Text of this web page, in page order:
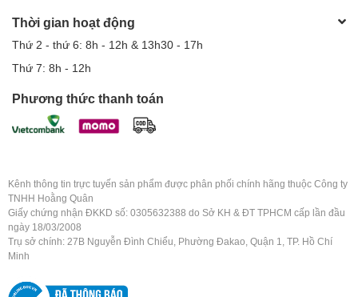
Battery Type 1 xBuilt-In Rechargeable
Internal Battery
Capacity
600 mAh
DC Input Power 5 VDC at 0.45A
Display & Indicators
Thời gian hoạt động
Thứ 2 - thứ 6: 8h - 12h & 13h30 - 17h
Thứ 7: 8h - 12h
Phương thức thanh toán
Kênh thông tin trực tuyến sản phẩm được phân phối chính hãng thuộc Công ty
TNHH Hoằng Quân
Giấy chứng nhận ĐKKD số: 0305632388 do Sở KH & ĐT TPHCM cấp lần đầu
ngày 18/03/2008
Trụ sở chính: 27B Nguyễn Đình Chiểu, Phường Đakao, Quận 1, TP. Hồ Chí
Minh